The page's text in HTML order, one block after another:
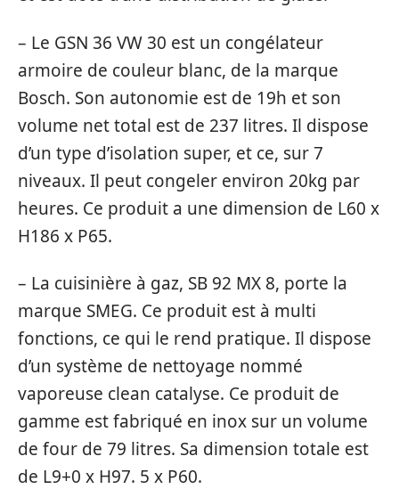
– Le GSN 36 VW 30 est un congélateur
armoire de couleur blanc, de la marque
Bosch. Son autonomie est de 19h et son
volume net total est de 237 litres. Il dispose
d’un type d’isolation super, et ce, sur 7
niveaux. Il peut congeler environ 20kg par
heures. Ce produit a une dimension de L60 x
H186 x P65.
– La cuisinière à gaz, SB 92 MX 8, porte la
marque SMEG. Ce produit est à multi
fonctions, ce qui le rend pratique. Il dispose
d’un système de nettoyage nommé
vaporeuse clean catalyse. Ce produit de
gamme est fabriqué en inox sur un volume
de four de 79 litres. Sa dimension totale est
de L9+0 x H97. 5 x P60.